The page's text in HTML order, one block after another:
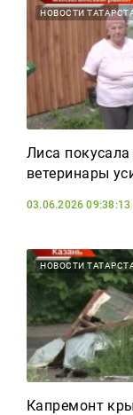
НОВОСТИ
Лиса
ветеринары
03.06.2026 09:38:13
НОВОСТИ
Капремонт